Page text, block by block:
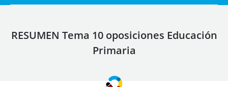
RESUMEN Tema 10 oposiciones Educación
Primaria